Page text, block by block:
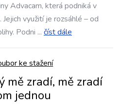
Advacam, která podniká v
využití je rozsáhlé – od
Podni ... číst dále
ke stažení
mě zradí, mě zradí
jednou